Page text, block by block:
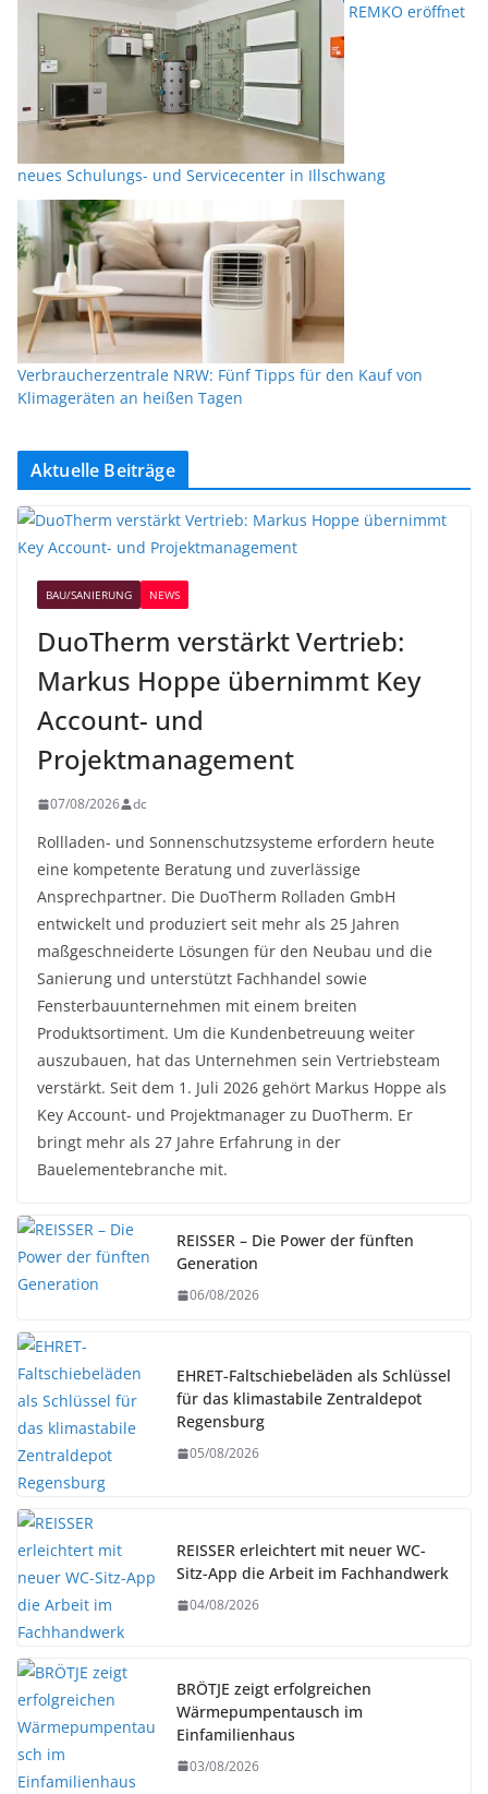
REMKO eröffnet
neues Schulungs- und Servicecenter in Illschwang
Verbraucherzentrale NRW: Fünf Tipps für den Kauf von
Klimageräten an heißen Tagen
Aktuelle Beiträge
BAU/SANIERUNG NEWS
DuoTherm verstärkt Vertrieb:
Markus Hoppe übernimmt Key
Account- und
Projektmanagement
07/08/2026 dc
Rollladen- und Sonnenschutzsysteme erfordern heute
eine kompetente Beratung und zuverlässige
Ansprechpartner. Die DuoTherm Rolladen GmbH
entwickelt und produziert seit mehr als 25 Jahren
maßgeschneiderte Lösungen für den Neubau und die
Sanierung und unterstützt Fachhandel sowie
Fensterbauunternehmen mit einem breiten
Produktsortiment. Um die Kundenbetreuung weiter
auszubauen, hat das Unternehmen sein Vertriebsteam
verstärkt. Seit dem 1. Juli 2026 gehört Markus Hoppe als
Key Account- und Projektmanager zu DuoTherm. Er
bringt mehr als 27 Jahre Erfahrung in der
Bauelementebranche mit.
REISSER – Die Power der fünften
Generation
06/08/2026
EHRET-Faltschiebeläden als Schlüssel
für das klimastabile Zentraldepot
Regensburg
05/08/2026
REISSER erleichtert mit neuer WC-
Sitz-App die Arbeit im Fachhandwerk
04/08/2026
BRÖTJE zeigt erfolgreichen
Wärmepumpentausch im
Einfamilienhaus
03/08/2026